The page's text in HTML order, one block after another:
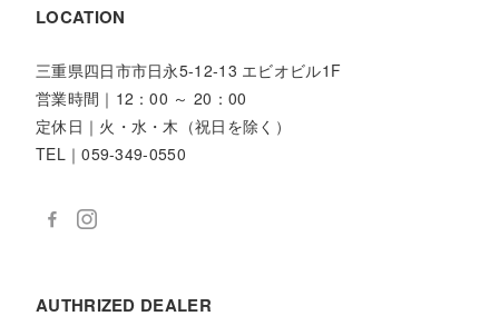
LOCATION
三重県四日市市日永5-12-13 エビオビル1F
営業時間｜12：00 ～ 20：00
定休日｜火・水・木（祝日を除く）
TEL｜059-349-0550
AUTHRIZED DEALER